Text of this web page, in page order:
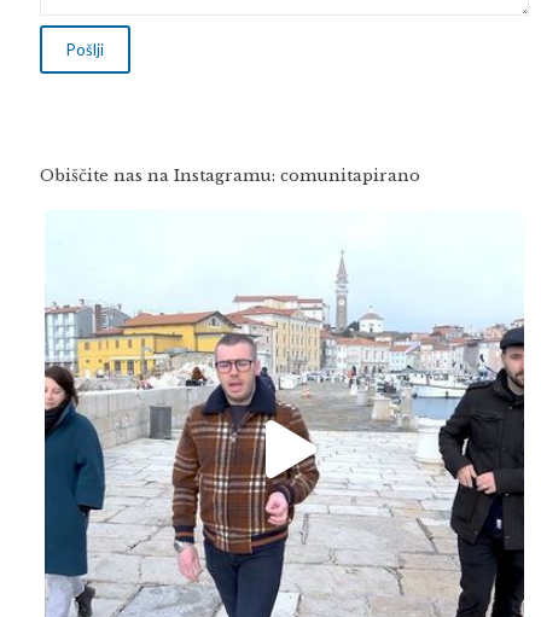
Obiščite nas na Instagramu: comunitapirano